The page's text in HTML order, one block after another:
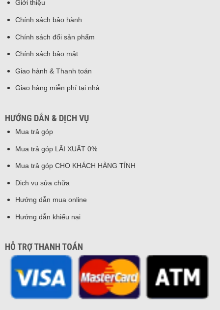
Giới thiệu
Chính sách bảo hành
Chính sách đổi sản phẩm
Chính sách bảo mật
Giao hành & Thanh toán
Giao hàng miễn phí tại nhà
HƯỚNG DẪN & DỊCH VỤ
Mua trả góp
Mua trả góp LÃI XUẤT 0%
Mua trả góp CHO KHÁCH HÀNG TỈNH
Dịch vụ sửa chữa
Hướng dẫn mua online
Hướng dẫn khiếu nại
HỖ TRỢ THANH TOÁN